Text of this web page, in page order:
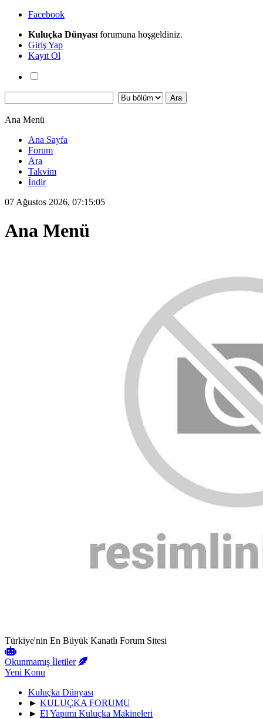
Facebook
Kuluçka Dünyası forumuna hoşgeldiniz.
Giriş Yap
Kayıt Ol
Ana Menü
Ana Sayfa
Forum
Ara
Takvim
İndir
07 Ağustos 2026, 07:15:05
Ana Menü
Türkiye'nin En Büyük Kanatlı Forum Sitesi
Okunmamış İletiler
Yeni Konu
Kuluçka Dünyası
► KULUÇKA FORUMU
► El Yapımı Kuluçka Makineleri